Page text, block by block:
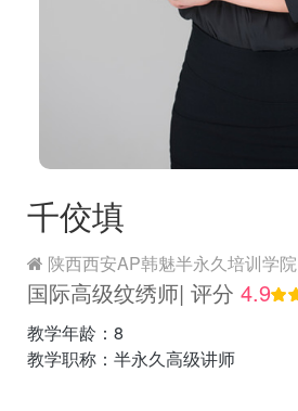
千佼填
陕西西安AP韩魅半永久培训学院
国际高级纹绣师| 评分 4.9
教学年龄：8
教学职称：半永久高级讲师